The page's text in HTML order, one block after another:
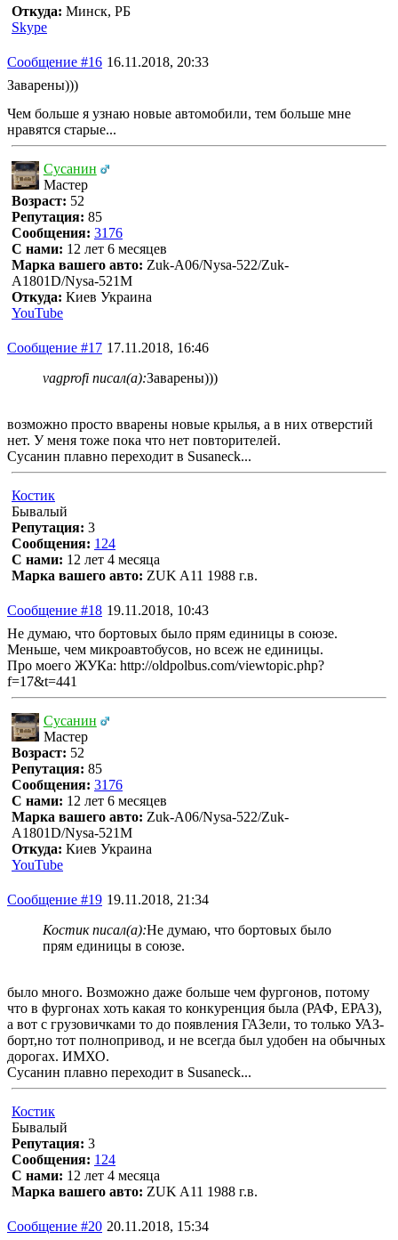
Откуда: Минск, РБ
Skype
Сообщение #16 16.11.2018, 20:33
Заварены)))
Чем больше я узнаю новые автомобили, тем больше мне
нравятся старые...
Сусанин
Мастер
Возраст: 52
Репутация: 85
Сообщения: 3176
С нами: 12 лет 6 месяцев
Марка вашего авто: Zuk-A06/Nysa-522/Zuk-
A1801D/Nysa-521M
Откуда: Киев Украина
YouTube
Сообщение #17 17.11.2018, 16:46
vagprofi писал(а):Заварены)))
возможно просто вварены новые крылья, а в них отверстий
нет. У меня тоже пока что нет повторителей.
Сусанин плавно переходит в Susaneck...
Костик
Бывалый
Репутация: 3
Сообщения: 124
С нами: 12 лет 4 месяца
Марка вашего авто: ZUK A11 1988 г.в.
Сообщение #18 19.11.2018, 10:43
Не думаю, что бортовых было прям единицы в союзе.
Меньше, чем микроавтобусов, но всеж не единицы.
Про моего ЖУКа: http://oldpolbus.com/viewtopic.php?
f=17&t=441
Сусанин
Мастер
Возраст: 52
Репутация: 85
Сообщения: 3176
С нами: 12 лет 6 месяцев
Марка вашего авто: Zuk-A06/Nysa-522/Zuk-
A1801D/Nysa-521M
Откуда: Киев Украина
YouTube
Сообщение #19 19.11.2018, 21:34
Костик писал(а):Не думаю, что бортовых было
прям единицы в союзе.
было много. Возможно даже больше чем фургонов, потому
что в фургонах хоть какая то конкуренция была (РАФ, ЕРАЗ),
а вот с грузовичками то до появления ГАЗели, то только УАЗ-
борт,но тот полнопривод, и не всегда был удобен на обычных
дорогах. ИМХО.
Сусанин плавно переходит в Susaneck...
Костик
Бывалый
Репутация: 3
Сообщения: 124
С нами: 12 лет 4 месяца
Марка вашего авто: ZUK A11 1988 г.в.
Сообщение #20 20.11.2018, 15:34